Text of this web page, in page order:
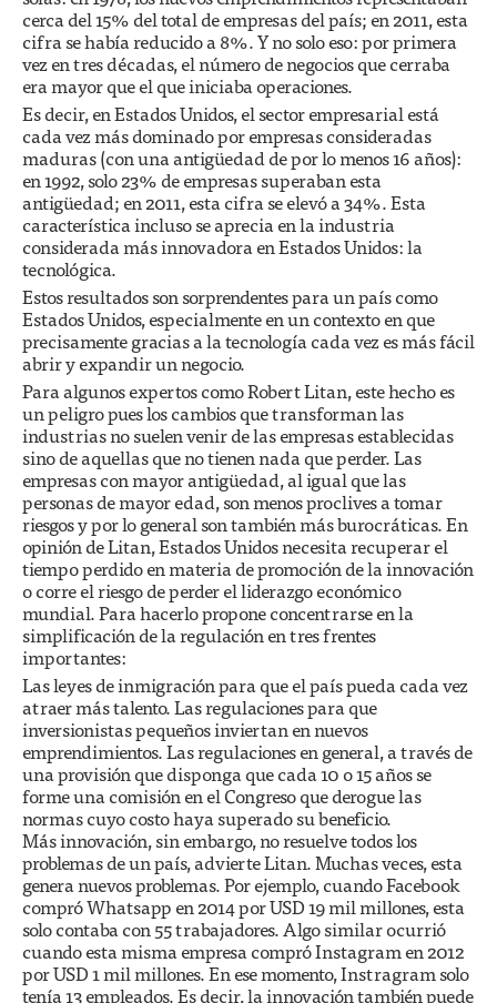
cerca del 15% del total de empresas del país; en 2011, esta
cifra se había reducido a 8%. Y no solo eso: por primera
vez en tres décadas, el número de negocios que cerraba
era mayor que el que iniciaba operaciones.
Es decir, en Estados Unidos, el sector empresarial está
cada vez más dominado por empresas consideradas
maduras (con una antigüedad de por lo menos 16 años):
en 1992, solo 23% de empresas superaban esta
antigüedad; en 2011, esta cifra se elevó a 34%. Esta
característica incluso se aprecia en la industria
considerada más innovadora en Estados Unidos: la
tecnológica.
Estos resultados son sorprendentes para un país como
Estados Unidos, especialmente en un contexto en que
precisamente gracias a la tecnología cada vez es más fácil
abrir y expandir un negocio.
Para algunos expertos como Robert Litan, este hecho es
un peligro pues los cambios que transforman las
industrias no suelen venir de las empresas establecidas
sino de aquellas que no tienen nada que perder. Las
empresas con mayor antigüedad, al igual que las
personas de mayor edad, son menos proclives a tomar
riesgos y por lo general son también más burocráticas. En
opinión de Litan, Estados Unidos necesita recuperar el
tiempo perdido en materia de promoción de la innovación
o corre el riesgo de perder el liderazgo económico
mundial. Para hacerlo propone concentrarse en la
simplificación de la regulación en tres frentes
importantes:
Las leyes de inmigración para que el país pueda cada vez
atraer más talento. Las regulaciones para que
inversionistas pequeños inviertan en nuevos
emprendimientos. Las regulaciones en general, a través de
una provisión que disponga que cada 10 o 15 años se
forme una comisión en el Congreso que derogue las
normas cuyo costo haya superado su beneficio.
Más innovación, sin embargo, no resuelve todos los
problemas de un país, advierte Litan. Muchas veces, esta
genera nuevos problemas. Por ejemplo, cuando Facebook
compró Whatsapp en 2014 por USD 19 mil millones, esta
solo contaba con 55 trabajadores. Algo similar ocurrió
cuando esta misma empresa compró Instagram en 2012
por USD 1 mil millones. En ese momento, Instragram solo
tenía 13 empleados. Es decir, la innovación también puede